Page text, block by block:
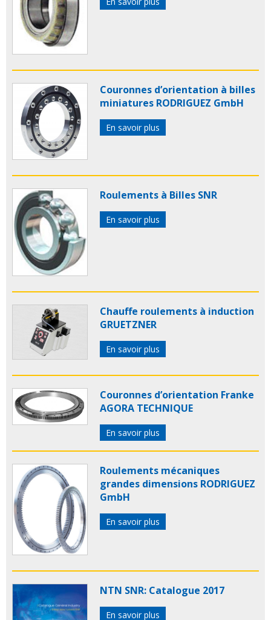
Couronnes d’orientation à billes
miniatures RODRIGUEZ GmbH
En savoir plus
Roulements à Billes SNR
En savoir plus
Chauffe roulements à induction
GRUETZNER
En savoir plus
Couronnes d’orientation Franke
AGORA TECHNIQUE
En savoir plus
Roulements mécaniques
grandes dimensions RODRIGUEZ
GmbH
En savoir plus
NTN SNR: Catalogue 2017
En savoir plus